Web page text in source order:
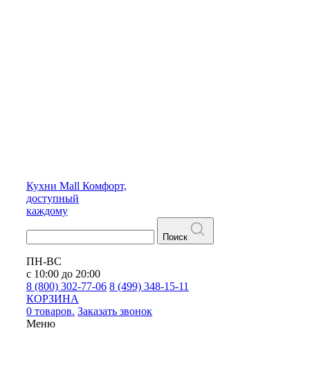
Кухни Mall Комфорт,
доступный
каждому
Поиск
ПН-ВС
с 10:00 до 20:00
8 (800) 302-77-06 8 (499) 348-15-11
КОРЗИНА
0 товаров. Заказать звонок
Меню